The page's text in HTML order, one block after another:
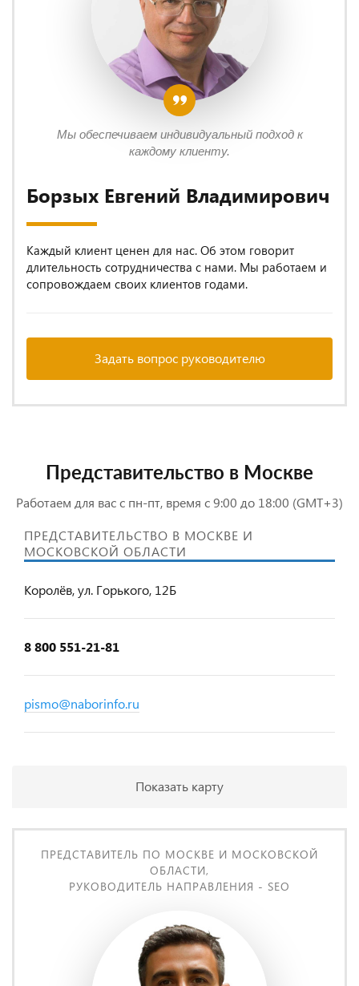
Борзых Евгений Владимирович
Каждый клиент ценен для нас. Об этом говорит
длительность сотрудничества с нами. Мы работаем и
сопровождаем своих клиентов годами.
Задать вопрос руководителю
Мы обеспечиваем индивидуальный подход к
каждому клиенту.
Представительство в Москве
Работаем для вас с пн-пт, время с 9:00 до 18:00 (GMT+3)
ПРЕДСТАВИТЕЛЬСТВО В МОСКВЕ И
МОСКОВСКОЙ ОБЛАСТИ
Королёв, ул. Горького, 12Б
8 800 551-21-81
pismo@naborinfo.ru
Показать карту
ПРЕДСТАВИТЕЛЬ ПО МОСКВЕ И МОСКОВСКОЙ
ОБЛАСТИ,
РУКОВОДИТЕЛЬ НАПРАВЛЕНИЯ - SEO